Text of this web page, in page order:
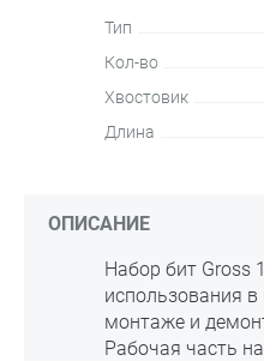
Тип
Кол-во
Хвостовик
Длина
ОПИСАНИЕ
Набор бит Gross
использования в
монтаже и
Рабочая часть